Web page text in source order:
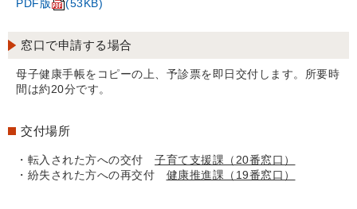
PDF版
(53KB)
窓口で申請する場合
母子健康手帳をコピーの上、予診票を即日交付します。所要時
間は約20分です。
交付場所
・転入された方への交付 子育て支援課（20番窓口）
・紛失された方への再交付 健康推進課（19番窓口）